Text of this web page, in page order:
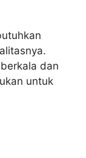
dan
untuk